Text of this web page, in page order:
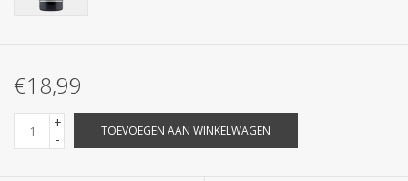
€18,99
+
-
TOEVOEGEN AAN WINKELWAGEN